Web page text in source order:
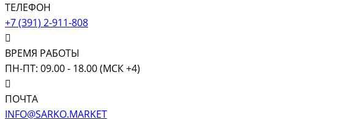
ТЕЛЕФОН
+7 (391) 2-911-808
ВРЕМЯ РАБОТЫ
ПН-ПТ: 09.00 - 18.00 (МСК +4)
ПОЧТА
INFO@SARKO.MARKET